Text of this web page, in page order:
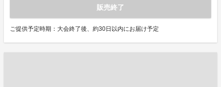
販売終了
ご提供予定時期：大会終了後、約30日以内にお届け予定